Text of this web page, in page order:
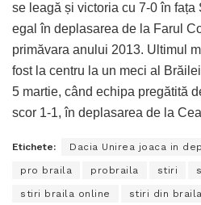
se leagă și victoria cu 7-0 în
egal în deplasarea de la Farul
primăvara anului 2013. Ultimul
fost la centru la un meci al
5 martie, când echipa pregătită
scor 1-1, în deplasarea de la
Etichete: Dacia Unirea joaca in
pro braila probraila stiri
stiri braila online stiri din braila